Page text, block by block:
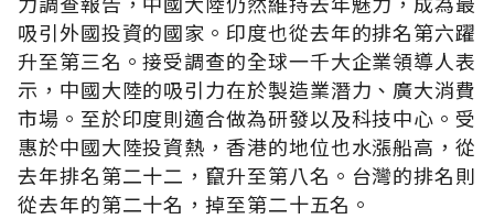
吸引外國投資的國家。印度也從去年的排名第六躍
升至第三名。接受調查的全球一千大企業領導人表
示，中國大陸的吸引力在於製造業潛力、廣大消費
市場。至於印度則適合做為研發以及科技中心。受
惠於中國大陸投資熱，香港的地位也水漲船高，從
去年排名第二十二，竄升至第八名。台灣的排名則
從去年的第二十名，掉至第二十五名。